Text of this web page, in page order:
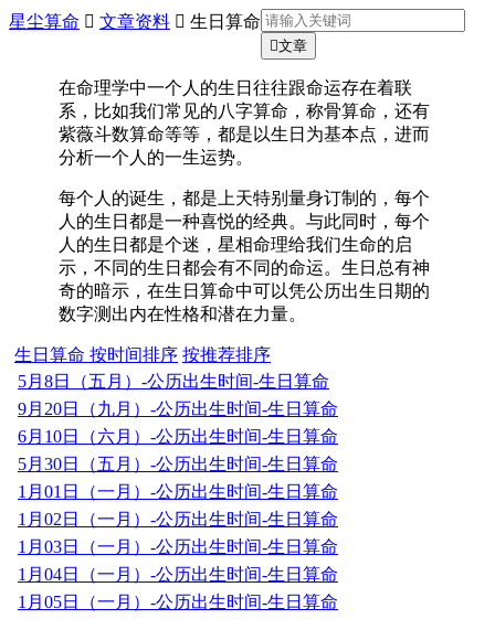
星尘算命  文章资料  生日算命
文章
在命理学中一个人的生日往往跟命运存在着联
系，比如我们常见的八字算命，称骨算命，还有
紫薇斗数算命等等，都是以生日为基本点，进而
分析一个人的一生运势。
每个人的诞生，都是上天特别量身订制的，每个
人的生日都是一种喜悦的经典。与此同时，每个
人的生日都是个迷，星相命理给我们生命的启
示，不同的生日都会有不同的命运。生日总有神
奇的暗示，在生日算命中可以凭公历出生日期的
数字测出内在性格和潜在力量。
生日算命 按时间排序 按推荐排序
5月8日（五月）-公历出生时间-生日算命
9月20日（九月）-公历出生时间-生日算命
6月10日（六月）-公历出生时间-生日算命
5月30日（五月）-公历出生时间-生日算命
1月01日（一月）-公历出生时间-生日算命
1月02日（一月）-公历出生时间-生日算命
1月03日（一月）-公历出生时间-生日算命
1月04日（一月）-公历出生时间-生日算命
1月05日（一月）-公历出生时间-生日算命